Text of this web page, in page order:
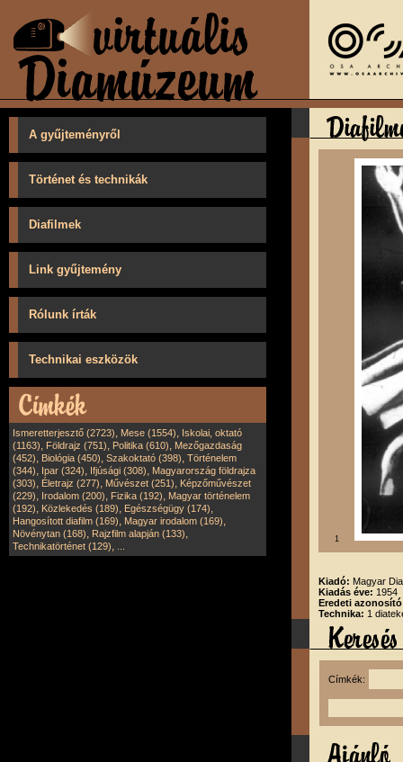
A gyűjteményről
Történet és technikák
Diafilmek
Link gyűjtemény
Rólunk írták
Technikai eszközök
Ismeretterjesztő (2723), Mese (1554), Iskolai, oktató
(1163), Földrajz (751), Politika (610), Mezőgazdaság
(452), Biológia (450), Szakoktató (398), Történelem
(344), Ipar (324), Ifjúsági (308), Magyarország földrajza
(303), Életrajz (277), Művészet (251), Képzőművészet
(229), Irodalom (200), Fizika (192), Magyar történelem
(192), Közlekedés (189), Egészségügy (174),
Hangosított diafilm (169), Magyar irodalom (169),
Növénytan (168), Rajzfilm alapján (133),
Technikatörténet (129),
1
Kiadó: Magyar
Kiadás éve: 1954
Eredeti
Technika: 1
Címkék: